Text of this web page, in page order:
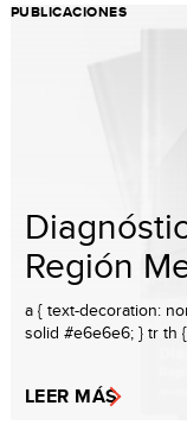
PUBLICACIONES
Región
a { text-decoration:
solid #e6e6e6; } tr th
LEER MÁS